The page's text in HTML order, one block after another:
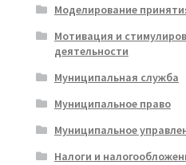
Моделирование
Мотивация и
деятельности
Муниципальная служба
Муниципальное право
Муниципальное
Налоги и